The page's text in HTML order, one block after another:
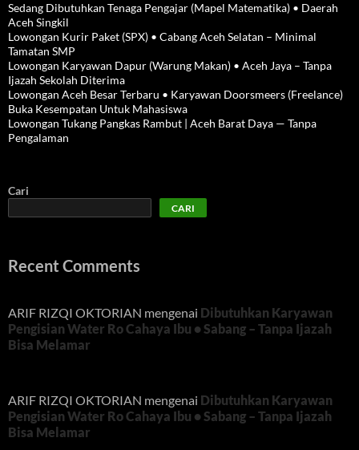
Sedang Dibutuhkan Tenaga Pengajar (Mapel Matematika) • Daerah
Aceh Singkil
Lowongan Kurir Paket (SPX) • Cabang Aceh Selatan – Minimal
Tamatan SMP
Lowongan Karyawan Dapur (Warung Makan) • Aceh Jaya – Tanpa
Ijazah Sekolah Diterima
Lowongan Aceh Besar Terbaru • Karyawan Doorsmeers (Freelance)
Buka Kesempatan Untuk Mahasiswa
Lowongan Tukang Pangkas Rambut | Aceh Barat Daya — Tanpa
Pengalaman
Cari
CARI
Recent Comments
ARIF RIZQI OKTORIAN mengenai Dibutuhkan Karyawan
Pengisian Water Ro Cahaya Ibu • Sabang – Tanpa Ijazah
Bisa Melamar
ARIF RIZQI OKTORIAN mengenai Dibutuhkan Karyawan
Pengisian Water Ro Cahaya Ibu • Sabang – Tanpa Ijazah
Bisa Melamar